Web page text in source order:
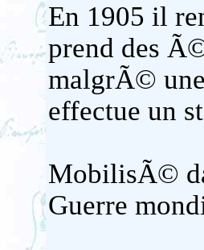
En 1905 il
prend des
malgrÃ©
effectue un
MobilisÃ©
Guerre